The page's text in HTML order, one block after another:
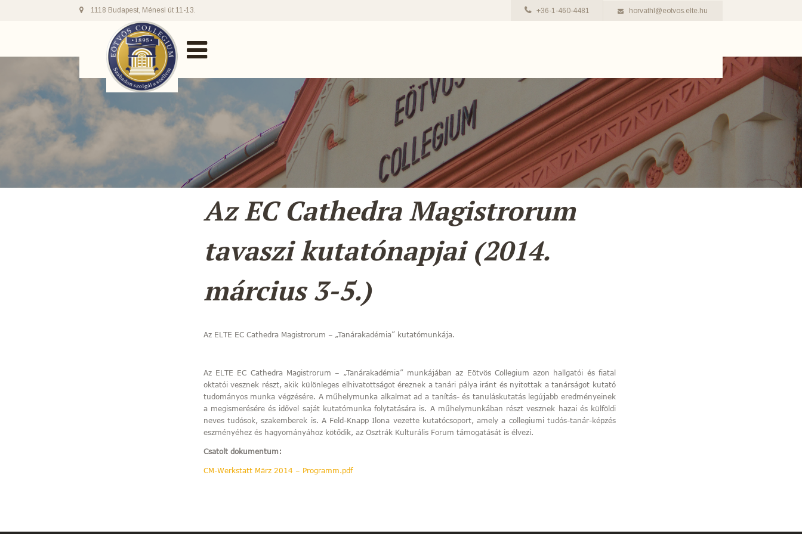
1118 Budapest, Ménesi út 11-13. +36-1-460-4481 horvathl@eotvos.elte.hu
Az EC Cathedra Magistrorum
tavaszi kutatónapjai (2014.
március 3-5.)
Az ELTE EC Cathedra Magistrorum – „Tanárakadémia” kutatómunkája.
Az ELTE EC Cathedra Magistrorum – „Tanárakadémia” munkájában az Eötvös Collegium azon hallgatói és fiatal
oktatói vesznek részt, akik különleges elhivatottságot éreznek a tanári pálya iránt és nyitottak a tanárságot kutató
tudományos munka végzésére. A műhelymunka alkalmat ad a tanítás- és tanuláskutatás legújabb eredményeinek
a megismerésére és idővel saját kutatómunka folytatására is. A műhelymunkában részt vesznek hazai és külföldi
neves tudósok, szakemberek is. A Feld-Knapp Ilona vezette kutatócsoport, amely a collegiumi tudós-tanár-képzés
eszményéhez és hagyományához kötődik, az Osztrák Kulturális Forum támogatását is élvezi.
Csatolt dokumentum:
CM-Werkstatt März 2014 – Programm.pdf